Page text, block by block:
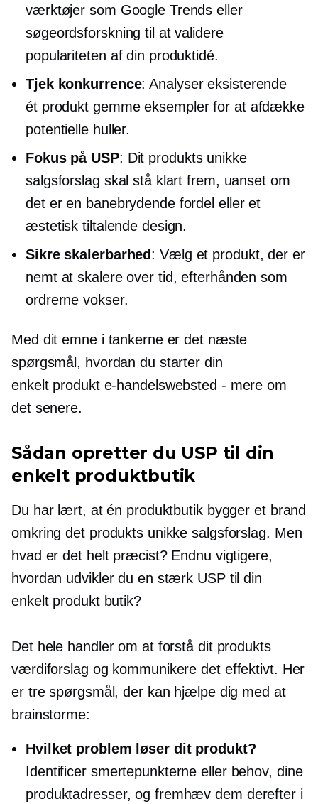
værktøjer som Google Trends eller
søgeordsforskning til at validere
populariteten af ​​din produktidé.
Tjek konkurrence: Analyser eksisterende
ét produkt gemme eksempler for at afdække
potentielle huller.
Fokus på USP: Dit produkts unikke
salgsforslag skal stå klart frem, uanset om
det er en banebrydende fordel eller et
æstetisk tiltalende design.
Sikre skalerbarhed: Vælg et produkt, der er
nemt at skalere over tid, efterhånden som
ordrerne vokser.
Med dit emne i tankerne er det næste
spørgsmål, hvordan du starter din
enkelt produkte-handelswebsted - mere om
det senere.
Sådan opretter du USP til din
enkelt produktbutik
Du har lært, at én produktbutik bygger et brand
omkring det produkts unikke salgsforslag. Men
hvad er det helt præcist? Endnu vigtigere,
hvordan udvikler du en stærk USP til din
enkelt produktbutik?
Det hele handler om at forstå dit produkts
værdiforslag og kommunikere det effektivt. Her
er tre spørgsmål, der kan hjælpe dig med at
brainstorme:
Hvilket problem løser dit produkt?
Identificer smertepunkterne eller behov, dine
produktadresser, og fremhæv dem derefter i